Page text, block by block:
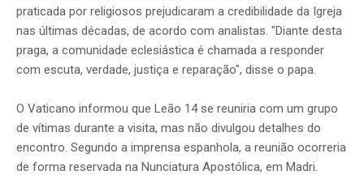
praticada por religiosos prejudicaram a credibilidade da Igreja
nas últimas décadas, de acordo com analistas. "Diante desta
praga, a comunidade eclesiástica é chamada a responder
com escuta, verdade, justiça e reparação", disse o papa.
O Vaticano informou que Leão 14 se reuniria com um grupo
de vítimas durante a visita, mas não divulgou detalhes do
encontro. Segundo a imprensa espanhola, a reunião ocorreria
de forma reservada na Nunciatura Apostólica, em Madri.